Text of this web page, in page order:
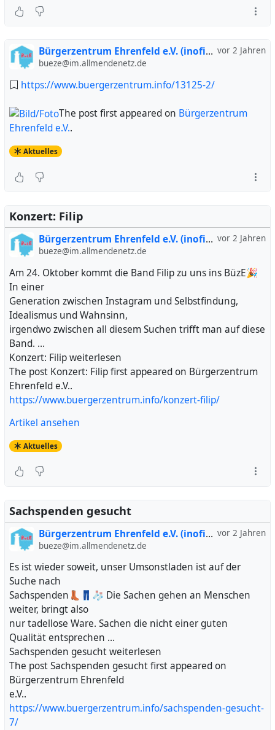
vor 2 Jahren
Bürgerzentrum Ehrenfeld e.V. (inofiziell)
bueze@im.allmendenetz.de
https://www.buergerzentrum.info/13125-2/
The postfirst appeared on Bürgerzentrum
Ehrenfeld e.V..
Aktuelles
Konzert: Filip
vor 2 Jahren
Bürgerzentrum Ehrenfeld e.V. (inofiziell)
bueze@im.allmendenetz.de
Am 24. Oktober kommt die Band Filip zu uns ins BüzE🎉
In einer
Generation zwischen Instagram und Selbstfindung,
Idealismus und Wahnsinn,
irgendwo zwischen all diesem Suchen trifft man auf diese
Band. …
Konzert: Filip weiterlesen
The post Konzert: Filip first appeared on Bürgerzentrum
Ehrenfeld e.V..
https://www.buergerzentrum.info/konzert-filip/
Artikel ansehen
Aktuelles
Sachspenden gesucht
vor 2 Jahren
Bürgerzentrum Ehrenfeld e.V. (inofiziell)
bueze@im.allmendenetz.de
Es ist wieder soweit, unser Umsonstladen ist auf der
Suche nach
Sachspenden👢👖🧦 Die Sachen gehen an Menschen
weiter, bringt also
nur tadellose Ware. Sachen die nicht einer guten
Qualität entsprechen …
Sachspenden gesucht weiterlesen
The post Sachspenden gesucht first appeared on
Bürgerzentrum Ehrenfeld
e.V..
https://www.buergerzentrum.info/sachspenden-gesucht-
7/